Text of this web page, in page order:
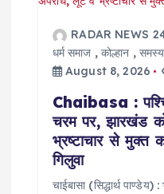
RADAR NEWS
धर्म समाज ,कोल्हान ,
August 8, 2026
Chaibasa :
चरम पर, झारखंड
भ्रष्टाचार से मुक्त
गिलुवा
चाईबासा (सिद्धार्थ